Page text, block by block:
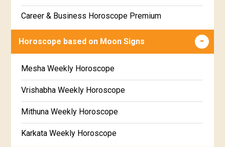
Free Star Horoscope
Free panchanga Predictions
Free Chinese Horoscope
Free Personal Horoscope
Free Chinese Compatibility
Free Numerology Report
Career & Business Horoscope Premium
Numerology Premium Report
Premium Gem Recommendation Report
Premium Ugadi Prediction
Premium Yoga Predictions
Horoscope based on Moon Signs
Mesha Weekly Horoscope
Vrishabha Weekly Horoscope
Mithuna Weekly Horoscope
Karkata Weekly Horoscope